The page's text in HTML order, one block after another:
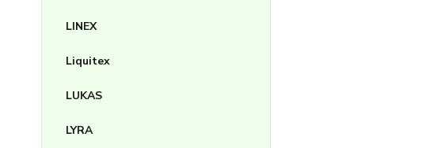
LINEX
Liquitex
LUKAS
LYRA